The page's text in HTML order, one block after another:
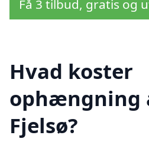
Få 3 tilbud, gratis og
Hvad koster
ophængning
Fjelsø?